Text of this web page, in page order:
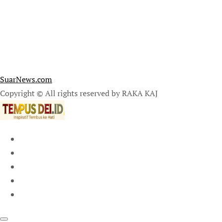
SuarNews.com
Copyright © All rights reserved by RAKA KAJ